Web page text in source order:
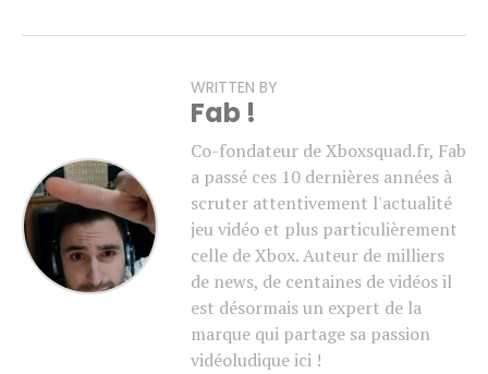
WRITTEN BY
Fab !
Co-fondateur de Xboxsquad.fr, Fab
a passé ces 10 dernières années à
scruter attentivement l'actualité
jeu vidéo et plus particulièrement
celle de Xbox. Auteur de milliers
de news, de centaines de vidéos il
est désormais un expert de la
marque qui partage sa passion
vidéoludique ici !